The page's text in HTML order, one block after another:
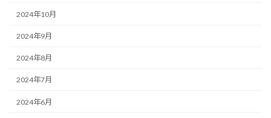
2024年10月
2024年9月
2024年8月
2024年7月
2024年6月